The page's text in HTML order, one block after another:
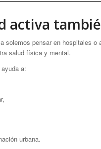
activa
solemos pensar en hospitales
salud física y mental.
a:
urbana.